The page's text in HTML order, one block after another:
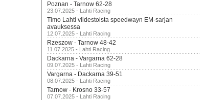
Poznan - Tarnow 62-28
23.07.2025 - Lahti Racing
Timo Lahti viidestoista speedwayn EM-sarjan
avauksessa
12.07.2025 - Lahti Racing
Rzeszow - Tarnow 48-42
11.07.2025 - Lahti Racing
Dackarna - Vargarna 62-28
09.07.2025 - Lahti Racing
Vargarna - Dackarna 39-51
08.07.2025 - Lahti Racing
Tarnow - Krosno 33-57
07.07.2025 - Lahti Racing